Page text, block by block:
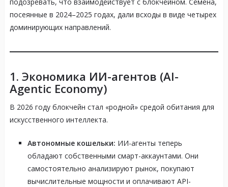
посеянные в 2024–2025 годах, дали всходы в виде четырех
доминирующих направлений.
1. Экономика ИИ-агентов (AI-
Agentic Economy)
В 2026 году блокчейн стал «родной» средой обитания для
искусственного интеллекта.
Автономные кошельки: ИИ-агенты теперь
обладают собственными смарт-аккаунтами. Они
самостоятельно анализируют рынок, покупают
вычислительные мощности и оплачивают API-